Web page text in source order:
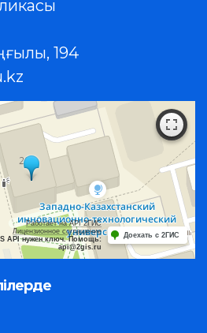
194
Работает на API 2ГИС
Лицензионное соглашение
API нужен ключ. Помощь:
api@2gis.ru
Доехать с 2ГИС